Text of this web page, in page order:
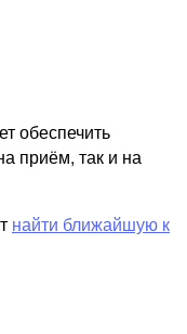
обеспечить
приём, так и на
найти ближайшую к